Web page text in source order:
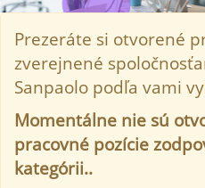
Prezeráte si otvorené
zverejnené
Sanpaolo podľa vami
Momentálne nie sú
pracovné pozície
kategórii..